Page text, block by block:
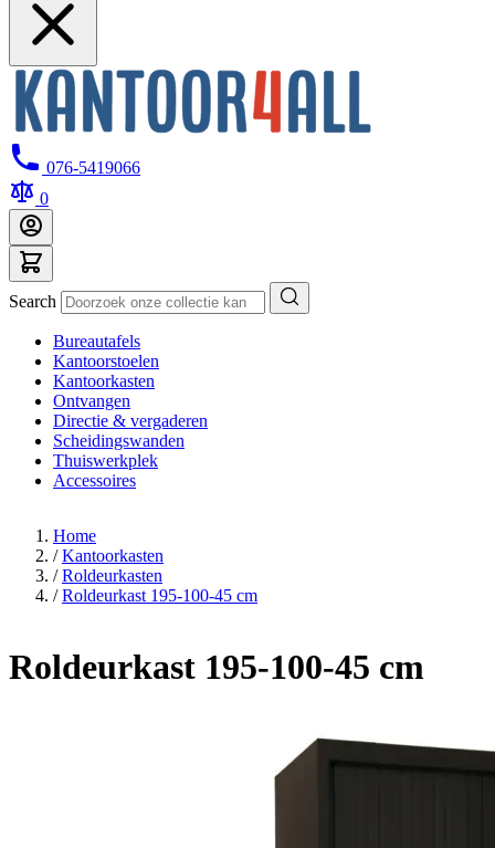
076-5419066
0
Search
Bureautafels
Kantoorstoelen
Kantoorkasten
Ontvangen
Directie & vergaderen
Scheidingswanden
Thuiswerkplek
Accessoires
Home
/ Kantoorkasten
/ Roldeurkasten
/ Roldeurkast 195-100-45 cm
Roldeurkast 195-100-45 cm